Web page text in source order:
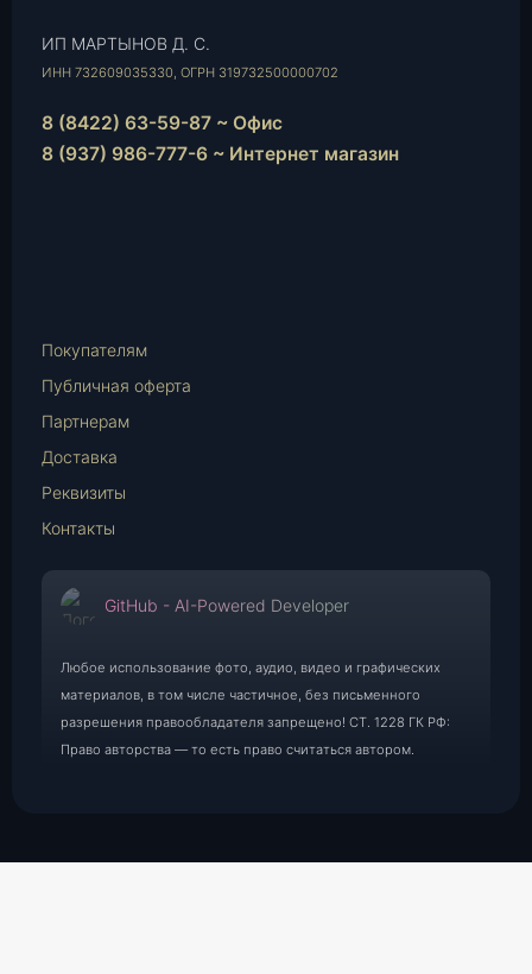
ИП МАРТЫНОВ Д. С.
ИНН 732609035330, ОГРН 319732500000702
8 (8422) 63-59-87 ~ Офис
8 (937) 986-777-6 ~ Интернет магазин
Mail
Покупателям
Публичная оферта
Партнерам
Доставка
Реквизиты
Контакты
GitHub - AI-Powered Developer
Любое использование фото, аудио, видео и графических
материалов, в том числе частичное, без письменного
разрешения правообладателя запрещено! СТ. 1228 ГК РФ:
Право авторства — то есть право считаться автором.